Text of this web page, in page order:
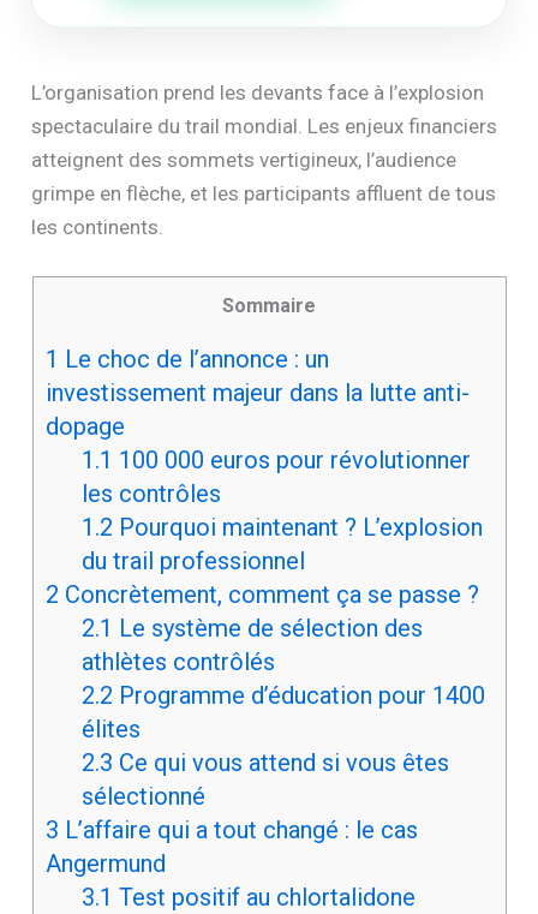
L’organisation prend les devants face à l’explosion
spectaculaire du trail mondial. Les enjeux financiers
atteignent des sommets vertigineux, l’audience
grimpe en flèche, et les participants affluent de tous
les continents.
Sommaire
1 Le choc de l’annonce : un
investissement majeur dans la lutte anti-
dopage
1.1 100 000 euros pour révolutionner
les contrôles
1.2 Pourquoi maintenant ? L’explosion
du trail professionnel
2 Concrètement, comment ça se passe ?
2.1 Le système de sélection des
athlètes contrôlés
2.2 Programme d’éducation pour 1400
élites
2.3 Ce qui vous attend si vous êtes
sélectionné
3 L’affaire qui a tout changé : le cas
Angermund
3.1 Test positif au chlortalidone